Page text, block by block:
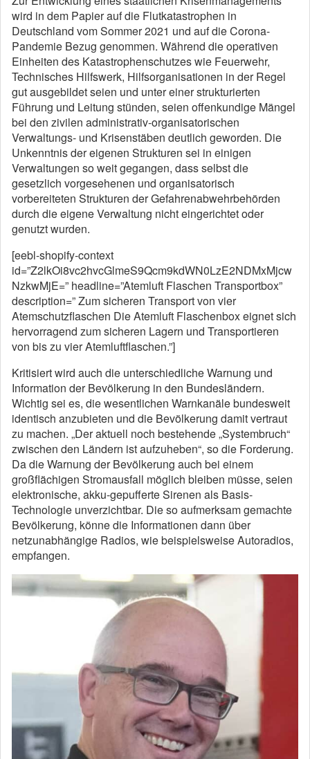
wird in dem Papier auf die Flutkatastrophen in
Deutschland vom Sommer 2021 und auf die Corona-
Pandemie Bezug genommen. Während die operativen
Einheiten des Katastrophenschutzes wie Feuerwehr,
Technisches Hilfswerk, Hilfsorganisationen in der Regel
gut ausgebildet seien und unter einer strukturierten
Führung und Leitung stünden, seien offenkundige Mängel
bei den zivilen administrativ-organisatorischen
Verwaltungs- und Krisenstäben deutlich geworden. Die
Unkenntnis der eigenen Strukturen sei in einigen
Verwaltungen so weit gegangen, dass selbst die
gesetzlich vorgesehenen und organisatorisch
vorbereiteten Strukturen der Gefahrenabwehrbehörden
durch die eigene Verwaltung nicht eingerichtet oder
genutzt wurden.
[eebl-shopify-context
id=”Z2lkOi8vc2hvcGlmeS9Qcm9kdWN0LzE2NDMxMjcw
NzkwMjE=” headline=”Atemluft Flaschen Transportbox”
description=” Zum sicheren Transport von vier
Atemschutzflaschen Die Atemluft Flaschenbox eignet sich
hervorragend zum sicheren Lagern und Transportieren
von bis zu vier Atemluftflaschen.”]
Kritisiert wird auch die unterschiedliche Warnung und
Information der Bevölkerung in den Bundesländern.
Wichtig sei es, die wesentlichen Warnkanäle bundesweit
identisch anzubieten und die Bevölkerung damit vertraut
zu machen. „Der aktuell noch bestehende „Systembruch“
zwischen den Ländern ist aufzuheben“, so die Forderung.
Da die Warnung der Bevölkerung auch bei einem
großflächigen Stromausfall möglich bleiben müsse, seien
elektronische, akku-gepufferte Sirenen als Basis-
Technologie unverzichtbar. Die so aufmerksam gemachte
Bevölkerung, könne die Informationen dann über
netzunabhängige Radios, wie beispielsweise Autoradios,
empfangen.